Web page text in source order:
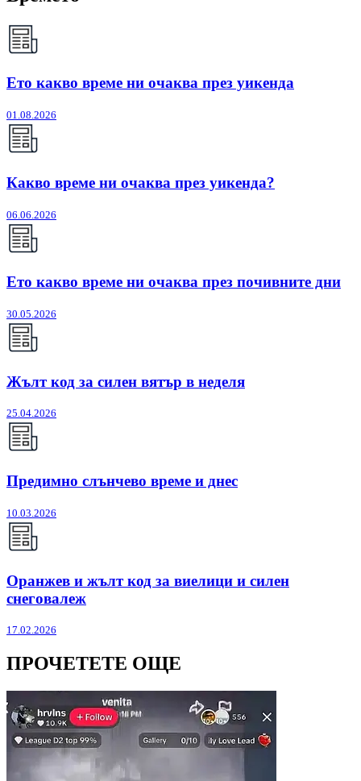
Ето какво време ни очаква през уикенда
01.08.2026
Какво време ни очаква през уикенда?
06.06.2026
Ето какво време ни очаква през почивните дни
30.05.2026
Жълт код за силен вятър в неделя
25.04.2026
Предимно слънчево време и днес
10.03.2026
Оранжев и жълт код за виелици и силен
снеговалеж
17.02.2026
ПРОЧЕТЕТЕ ОЩЕ